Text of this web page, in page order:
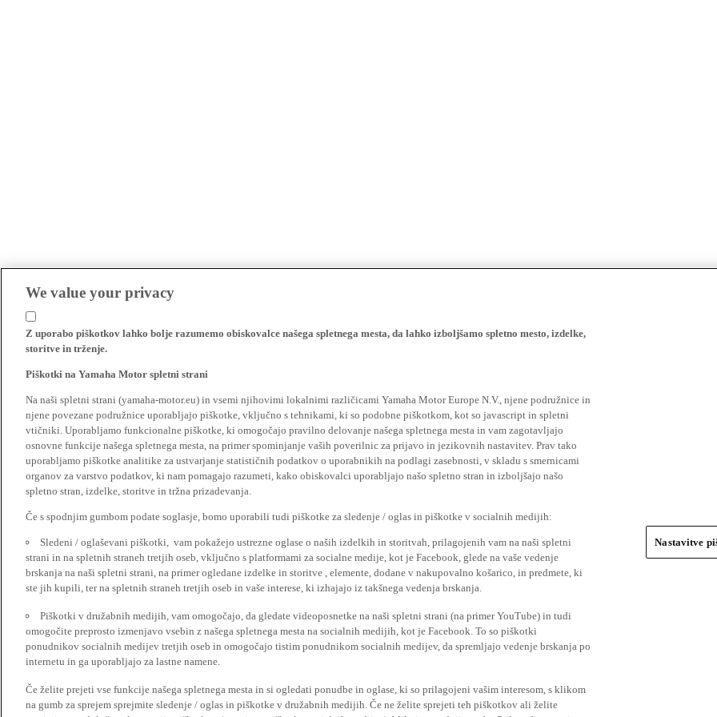
We value your privacy
Z uporabo piškotkov lahko bolje razumemo obiskovalce našega spletnega mesta, da lahko izboljšamo spletno mesto, izdelke,
storitve in trženje.
Piškotki na Yamaha Motor spletni strani
Na naši spletni strani (yamaha-motor.eu) in vsemi njihovimi lokalnimi različicami Yamaha Motor Europe N.V., njene podružnice in
njene povezane podružnice uporabljajo piškotke, vključno s tehnikami, ki so podobne piškotkom, kot so javascript in spletni
vtičniki. Uporabljamo funkcionalne piškotke, ki omogočajo pravilno delovanje našega spletnega mesta in vam zagotavljajo
osnovne funkcije našega spletnega mesta, na primer spominjanje vaših poverilnic za prijavo in jezikovnih nastavitev. Prav tako
uporabljamo piškotke analitike za ustvarjanje statističnih podatkov o uporabnikih na podlagi zasebnosti, v skladu s smernicami
organov za varstvo podatkov, ki nam pomagajo razumeti, kako obiskovalci uporabljajo našo spletno stran in izboljšajo našo
spletno stran, izdelke, storitve in tržna prizadevanja.
Če s spodnjim gumbom podate soglasje, bomo uporabili tudi piškotke za sledenje / oglas in piškotke v socialnih medijih:
Sledeni / oglaševani piškotki, vam pokažejo ustrezne oglase o naših izdelkih in storitvah, prilagojenih vam na naši spletni
strani in na spletnih straneh tretjih oseb, vključno s platformami za socialne medije, kot je Facebook, glede na vaše vedenje
brskanja na naši spletni strani, na primer ogledane izdelke in storitve , elemente, dodane v nakupovalno košarico, in predmete, ki
ste jih kupili, ter na spletnih straneh tretjih oseb in vaše interese, ki izhajajo iz takšnega vedenja brskanja.
Piškotki v družabnih medijih, vam omogočajo, da gledate videoposnetke na naši spletni strani (na primer YouTube) in tudi
omogočite preprosto izmenjavo vsebin z našega spletnega mesta na socialnih medijih, kot je Facebook. To so piškotki
ponudnikov socialnih medijev tretjih oseb in omogočajo tistim ponudnikom socialnih medijev, da spremljajo vedenje brskanja po
internetu in ga uporabljajo za lastne namene.
Če želite prejeti vse funkcije našega spletnega mesta in si ogledati ponudbe in oglase, ki so prilagojeni vašim interesom, s klikom
na gumb za sprejem sprejmite sledenje / oglas in piškotke v družabnih medijih. Če ne želite sprejeti teh piškotkov ali želite
Nastavitve